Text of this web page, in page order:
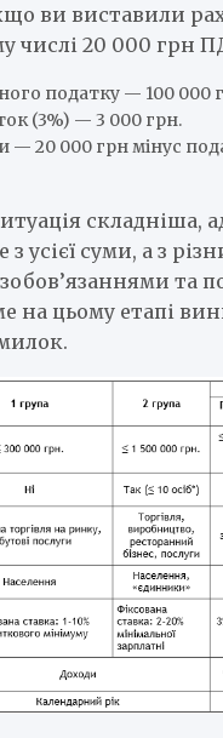
ви виставили
числі 20 000 грн
податку — 100 000
(3%) — 3 000 грн.
— 20 000 грн мінус
складніша,
з усієї суми, а з
та
на цьому етапі